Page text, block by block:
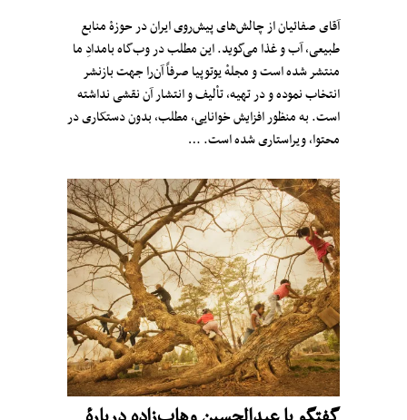
آقای صفائیان از چالش‌های پیش‌روی ایران در حوزهٔ منابع
طبیعی، آب و غذا می‌گوید. این مطلب در وب‌گاه بامدادِ ما
منتشر شده است و مجلهٔ یوتوپیا صرفاً آن‌را جهت بازنشر
انتخاب نموده و در تهیه، تألیف و انتشار آن نقشی نداشته
است. به منظور افزایش خوانایی، مطلب، بدون دستکاری در
محتوا، ویراستاری شده است. …